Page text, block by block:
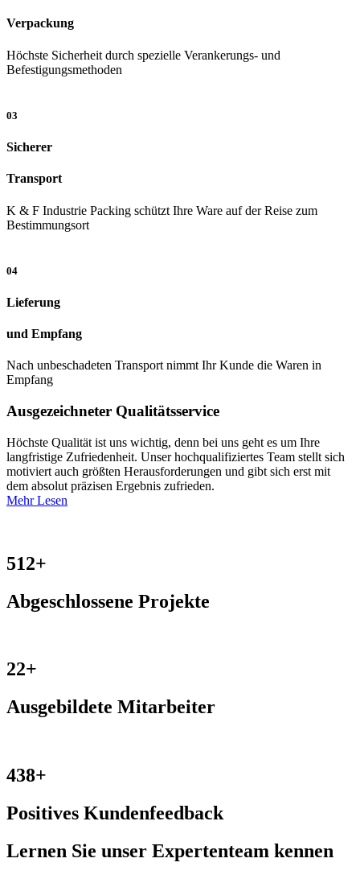
Verpackung
Höchste Sicherheit durch spezielle Verankerungs- und
Befestigungsmethoden
03
Sicherer
Transport
K & F Industrie Packing schützt Ihre Ware auf der Reise zum
Bestimmungsort
04
Lieferung
und Empfang
Nach unbeschadeten Transport nimmt Ihr Kunde die Waren in
Empfang
Ausgezeichneter Qualitätsservice
Höchste Qualität ist uns wichtig, denn bei uns geht es um Ihre
langfristige Zufriedenheit. Unser hochqualifiziertes Team stellt sich
motiviert auch größten Herausforderungen und gibt sich erst mit
dem absolut präzisen Ergebnis zufrieden.
Mehr Lesen
512+
Abgeschlossene Projekte
22+
Ausgebildete Mitarbeiter
438+
Positives Kundenfeedback
Lernen Sie unser Expertenteam kennen